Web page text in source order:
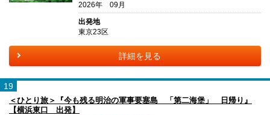
2026年 09月
出発地
東京23区
詳細を見る
19
＜ひとり旅＞『今も残る明治の軍事要塞島 「第二海堡」 日帰り』
【横浜東口 出発】